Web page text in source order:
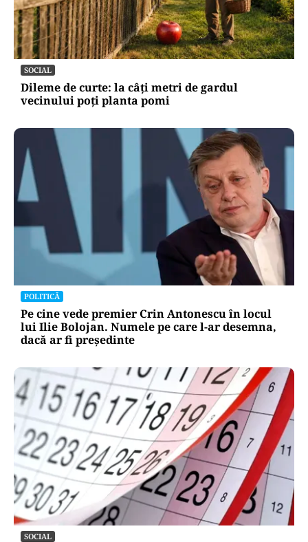
SOCIAL
Dileme de curte: la câți metri de gardul
vecinului poți planta pomi
POLITICĂ
Pe cine vede premier Crin Antonescu în locul
lui Ilie Bolojan. Numele pe care l-ar desemna,
dacă ar fi președinte
SOCIAL